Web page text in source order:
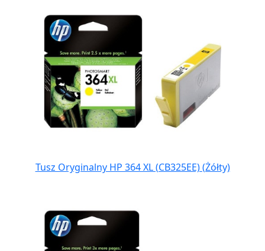
Tusz Oryginalny HP 364 XL (CB325EE) (Żółty)